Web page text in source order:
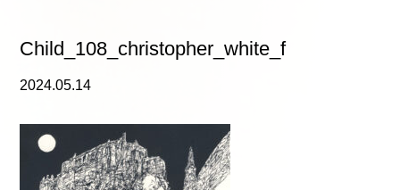
Child_108_christopher_white_f
2024.05.14